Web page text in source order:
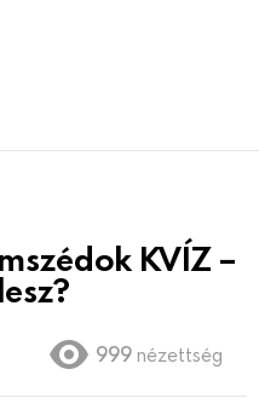
KVÍZ –
999 nézettség